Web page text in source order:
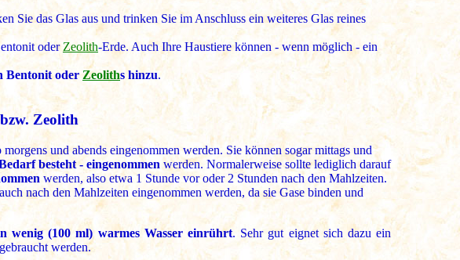
Sie das Glas aus und trinken Sie im Anschluss ein weiteres Glas reines
oder Zeolith-Erde. Auch Ihre Haustiere können - wenn möglich - ein
Bentonit oder Zeoliths hinzu.
Zeolith
und abends eingenommen werden. Sie können sogar mittags und
besteht - eingenommenwerden. Normalerweise sollte lediglich darauf
werden, also etwa 1 Stunde vor oder 2 Stunden nach den Mahlzeiten.
nach den Mahlzeiten eingenommen werden, da sie Gase binden und
wenig (100 ml) warmes Wasser einrührt. Sehr gut eignet sich dazu ein
werden.